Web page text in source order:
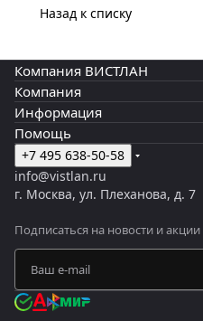
Назад к списку
Компания ВИСТЛАН
Компания
Информация
Помощь
+7 495 638-50-58
info@vistlan.ru
г. Москва, ул. Плеханова, д. 7
Подписаться на новости и акции